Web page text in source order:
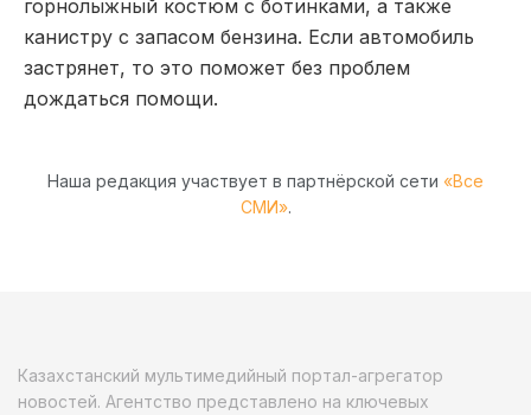
горнолыжный костюм с ботинками, а также
канистру с запасом бензина. Если автомобиль
застрянет, то это поможет без проблем
дождаться помощи.
Наша редакция участвует в партнёрской сети «Все
СМИ».
Казахстанский мультимедийный портал-агрегатор
новостей. Агентство представлено на ключевых